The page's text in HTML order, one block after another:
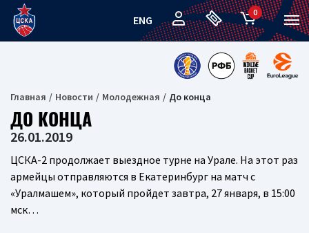
ENG
0
Главная Новости Молодежная До конца
ДО КОНЦА
26.01.2019
ЦСКА-2 продолжает выездное турне на Урале. На этот раз
армейцы отправляются в Екатеринбург на матч с
«Уралмашем», который пройдет завтра, 27 января, в 15:00
мск…